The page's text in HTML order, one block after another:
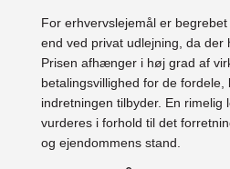
For erhvervslejemål er
end ved privat udlejning, da der
Prisen afhænger i høj grad af
betalingsvillighed for de fordele,
indretningen tilbyder. En rimelig
vurderes i forhold til det
og ejendommens stand.